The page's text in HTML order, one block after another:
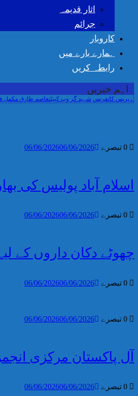
اثار قدیمہ
جرائم
کاروبار
ہمارے بارے میں
رابطہ کریں
اہم خبریں
کانفرنس شہید گر وپ کیپٹنعاصم طارق مکمل فوجی
06/06/202606/06/2026
اسلام آباد پولیس کی
06/06/202606/06/2026
چھوٹے دکان داروں
06/06/202606/06/2026
06/06/202606/06/2026
آل پاکستان مرکزی
06/06/202606/06/2026